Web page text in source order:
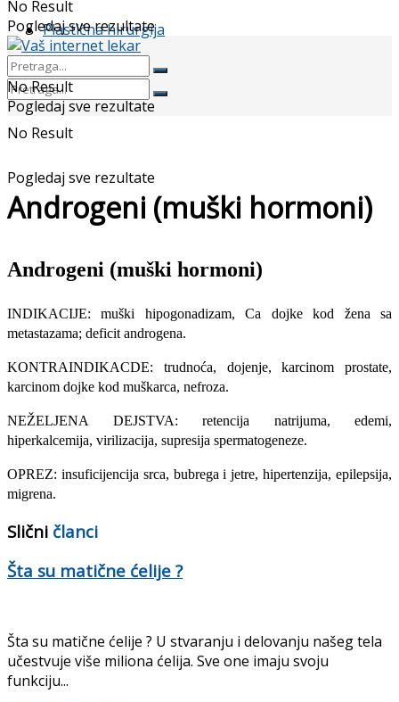
Plastična hirurgija
No Result
Pogledaj sve rezultate
No Result
Pogledaj sve rezultate
No Result
Pogledaj sve rezultate
Androgeni (muški hormoni)
Androgeni (muški hormoni)
INDIKACIJE: muški hipogonadizam, Ca dojke kod žena sa
metastazama; deficit androgena.
KONTRAINDIKACDE: trudnoća, dojenje, karcinom prostate,
karcinom dojke kod muškarca, nefroza.
NEŽELJENA DEJSTVA: retencija natrijuma, edemi,
hiperkalcemija, virilizacija, supresija spermatogeneze.
OPREZ: insuficijencija srca, bu­brega i jetre, hipertenzija, epilepsija,
migrena.
Slični članci
Šta su matične ćelije ?
Šta su matične ćelije ? U stvaranju i delovanju našeg tela
učestvuje više miliona ćelija. Sve one imaju svoju
funkciju...